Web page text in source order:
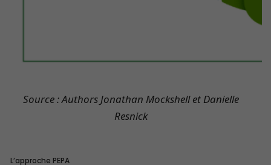
Source : Authors Jonathan Mockshell et Danielle
Resnick
L’approche PEPA